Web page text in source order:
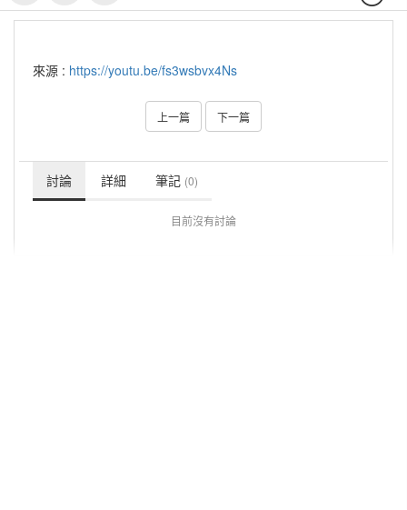
來源 : https://youtu.be/fs3wsbvx4Ns
上一篇 下一篇
討論 詳細 筆記 (0)
目前沒有討論